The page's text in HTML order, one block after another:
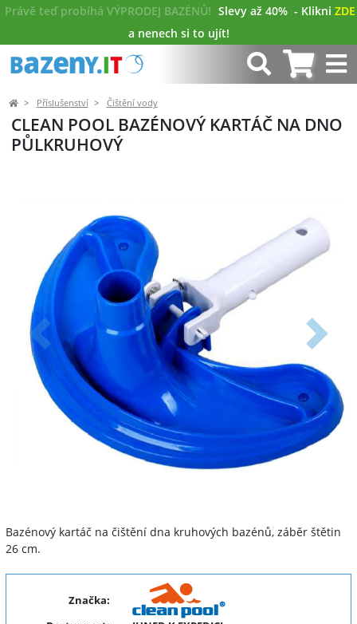
Právě teď probíhá VÝPRODEJ BAZÉNŮ! Slevy až 40% - Klikni ZDE
a nenech si to ujít!
Příslušenství Čištění vody
CLEAN POOL BAZÉNOVÝ KARTÁČ NA DNO
PŮLKRUHOVÝ
Předchozí Další
Bazénový kartáč na čištění dna kruhových bazénů, záběr štětin
26 cm.
Značka: